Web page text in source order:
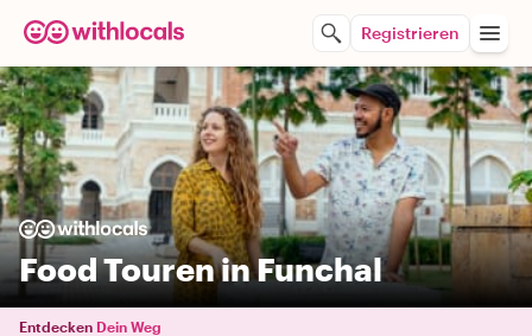
Registrieren
Food Touren in Funchal
Entdecken Dein Weg